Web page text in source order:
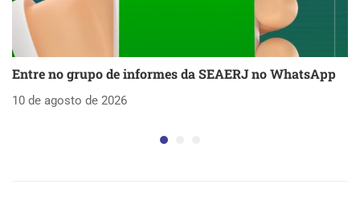
Entre no grupo de informes da SEAERJ no WhatsApp
10 de agosto de 2026